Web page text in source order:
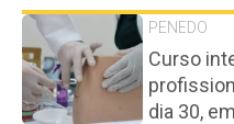
PENEDO
Curso
dia 30,